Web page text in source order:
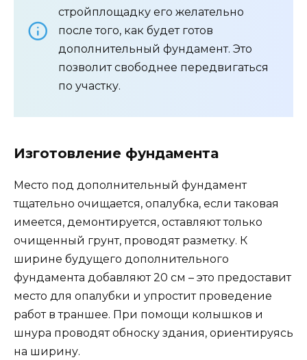
стройплощадку его желательно
после того, как будет готов
дополнительный фундамент. Это
позволит свободнее передвигаться
по участку.
Изготовление фундамента
Место под дополнительный фундамент
тщательно очищается, опалубка, если таковая
имеется, демонтируется, оставляют только
очищенный грунт, проводят разметку. К
ширине будущего дополнительного
фундамента добавляют 20 см – это предоставит
место для опалубки и упростит проведение
работ в траншее. При помощи колышков и
шнура проводят обноску здания, ориентируясь
на ширину.